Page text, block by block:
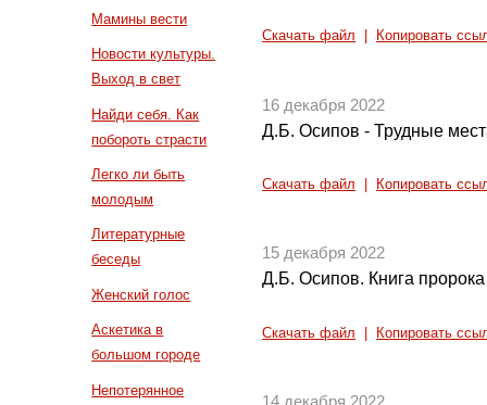
Мамины вести
Новости культуры.
Выход в свет
Найди себя. Как
побороть страсти
Легко ли быть
молодым
Литературные
беседы
Женский голос
Аскетика в
большом городе
Непотерянное
Скачать файл Копировать
16 декабря 2022
Д.Б. Осипов - Трудные
Скачать файл Копировать
15 декабря 2022
Д.Б. Осипов. Книга
Скачать файл Копировать